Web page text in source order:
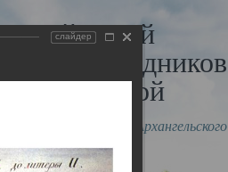
музей
и исповедников
митрополита Архангельского
слайдер